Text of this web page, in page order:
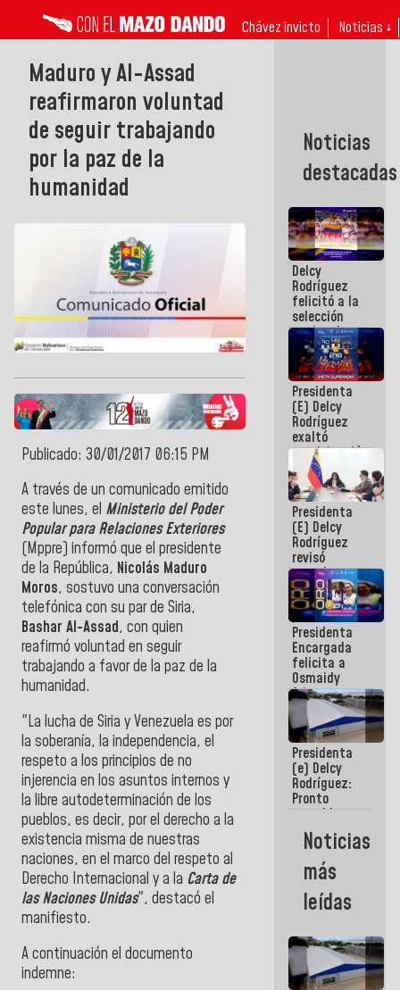
Chávez invicto Noticias ↓
Maduro y Al-Assad
reafirmaron voluntad
de seguir trabajando
por la paz de la
humanidad
Publicado: 30/01/2017 06:15 PM
A través de un comunicado emitido
este lunes, el Ministerio del Poder
Popular para Relaciones Exteriores
(Mppre) informó que el presidente
de la República, Nicolás Maduro
Moros, sostuvo una conversación
telefónica con su par de Siria,
Bashar Al-Assad, con quien
reafirmó voluntad en seguir
trabajando a favor de la paz de la
humanidad.
"La lucha de Siria y Venezuela es por
la soberanía, la independencia, el
respeto a los principios de no
injerencia en los asuntos internos y
la libre autodeterminación de los
pueblos, es decir, por el derecho a la
existencia misma de nuestras
naciones, en el marco del respeto al
Derecho Internacional y a la Carta de
las Naciones Unidas", destacó el
manifiesto.
A continuación el documento
indemne:
Noticias
destacadas
Delcy
Rodríguez
felicitó a la
selección
nacional
masculina
de voleibol
campeona
de la Copa
Panamericana
Sub-17
Presidenta
(E) Delcy
Rodríguez
exaltó
participación
de
Venezuela
en Juegos
Centroamericanos
y del Caribe
2026
Presidenta
(E) Delcy
Rodríguez
revisó
agenda
económica y
ejecución de
fondos de
emergencia
post-sismos
Presidenta
Encargada
felicita a
Osmaidy
Arias y
Giraly
Marcano por
hacer
historia en
los
Centroamericanos
Presidenta
(e) Delcy
Rodríguez:
Pronto
restableceremos
las
operaciones
Aeropuerto
Internacional
de
Noticias
más
leídas